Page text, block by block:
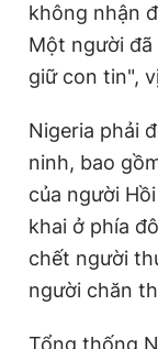
không nhận
Một người
giữ con tin",
Nigeria phải
ninh, bao
của người
khai ở phía
chết người
người chăn
Tổng thống